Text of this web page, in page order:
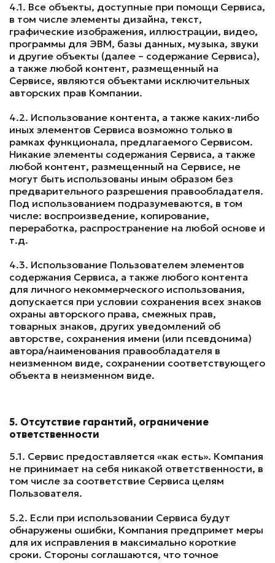
4.1. Все объекты, доступные при помощи Сервиса,
в том числе элементы дизайна, текст,
графические изображения, иллюстрации, видео,
программы для ЭВМ, базы данных, музыка, звуки
и другие объекты (далее – содержание Сервиса),
а также любой контент, размещенный на
Сервисе, являются объектами исключительных
авторских прав Компании.
4.2. Использование контента, а также каких-либо
иных элементов Сервиса возможно только в
рамках функционала, предлагаемого Сервисом.
Никакие элементы содержания Сервиса, а также
любой контент, размещенный на Сервисе, не
могут быть использованы иным образом без
предварительного разрешения правообладателя.
Под использованием подразумеваются, в том
числе: воспроизведение, копирование,
переработка, распространение на любой основе и
т.д.
4.3. Использование Пользователем элементов
содержания Сервиса, а также любого контента
для личного некоммерческого использования,
допускается при условии сохранения всех знаков
охраны авторского права, смежных прав,
товарных знаков, других уведомлений об
авторстве, сохранения имени (или псевдонима)
автора/наименования правообладателя в
неизменном виде, сохранении соответствующего
объекта в неизменном виде.
5. Отсутствие гарантий, ограничение
ответственности
5.1. Сервис предоставляется «как есть». Компания
не принимает на себя никакой ответственности, в
том числе за соответствие Сервиса целям
Пользователя.
5.2. Если при использовании Сервиса будут
обнаружены ошибки, Компания предпримет меры
для их исправления в максимально короткие
сроки. Стороны соглашаются, что точное